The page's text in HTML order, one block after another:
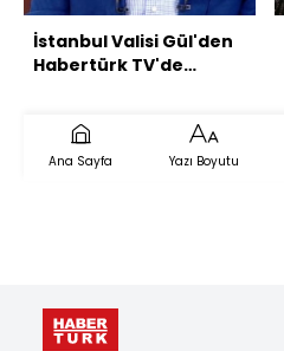
İstanbul Valisi Gül'den
Habertürk TV'de
Ana Sayfa Yazı Boyutu